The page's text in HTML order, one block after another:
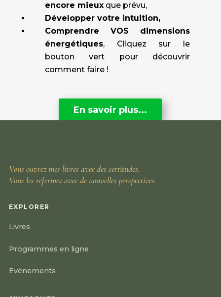
encore mieuxque prévu,
Développer votre intuition,
Comprendre
VOS dimensions
énergétiques, Cliquez sur le
bouton vert pour découvrir
comment faire !
En savoir plus...
Vous ouvrez mes livres avec des certitudes.
Vous les refermez avec de nouvelles perspectives
EXPLORER
Livres
Programmes en ligne
Evénements